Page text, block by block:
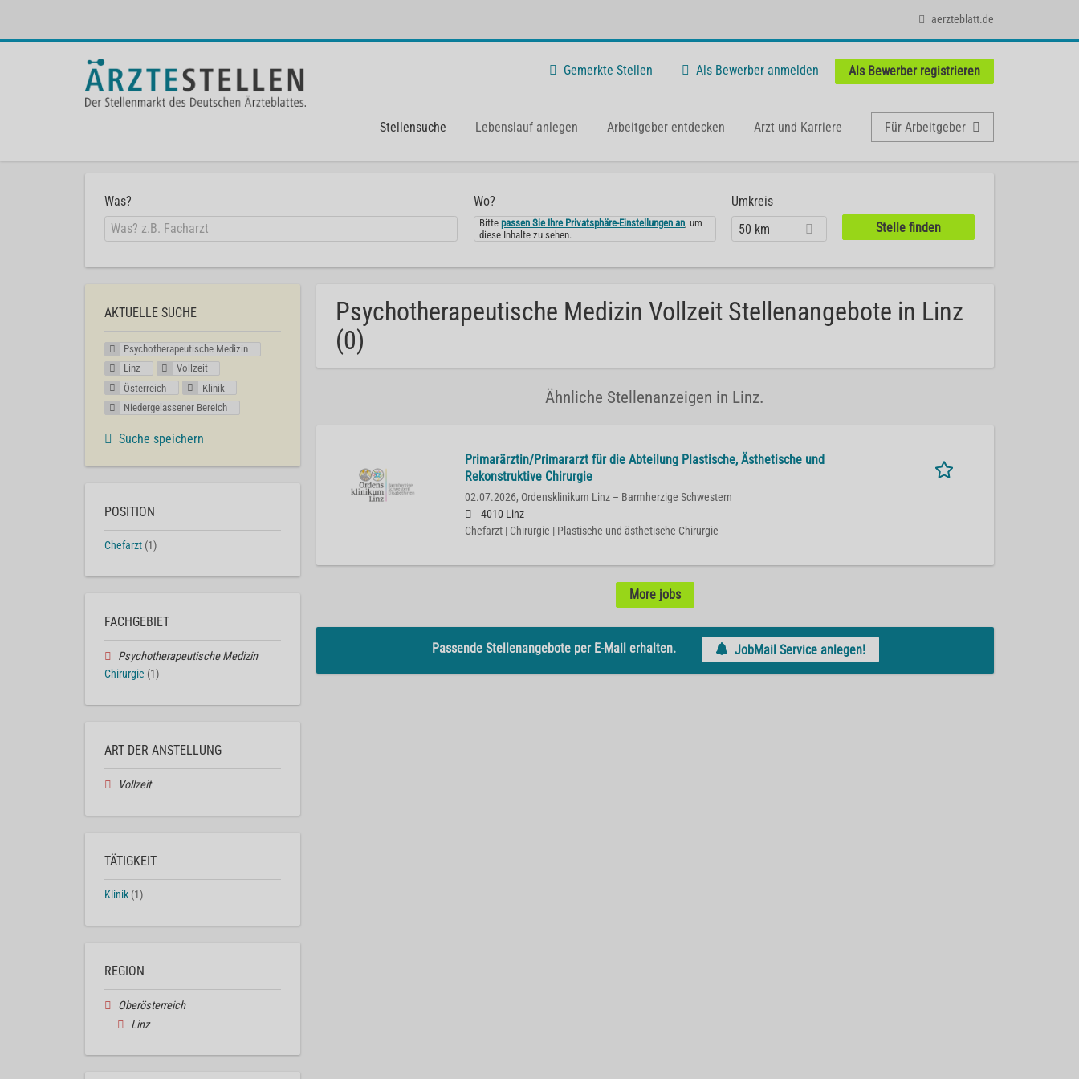
aerzteblatt.de
Gemerkte Stellen Als Bewerber anmelden Als Bewerber registrieren
Stellensuche Lebenslauf anlegen Arbeitgeber entdecken Arzt und Karriere Für Arbeitgeber
Was? Wo?
Bittepassen Sie Ihre Privatsphäre-Einstellungen an, um
diese Inhalte zu sehen.
Umkreis
50 km
Psychotherapeutische Medizin Vollzeit Stellenangebote in Linz
(0)
Ähnliche Stellenanzeigen in Linz.
Primarärztin/Primararzt für die Abteilung Plastische, Ästhetische und
Rekonstruktive Chirurgie
02.07.2026, Ordensklinikum Linz – Barmherzige Schwestern
4010 Linz
Chefarzt | Chirurgie | Plastische und ästhetische Chirurgie
More jobs
Passende Stellenangebote per E-Mail erhalten. JobMail Service anlegen!
AKTUELLE SUCHE
Psychotherapeutische Medizin
Linz
Vollzeit
Österreich
Klinik
Niedergelassener Bereich
Suche speichern
POSITION
Chefarzt (1)
FACHGEBIET
Psychotherapeutische Medizin
Chirurgie (1)
ART DER ANSTELLUNG
Vollzeit
TÄTIGKEIT
Klinik (1)
REGION
Oberösterreich
Linz